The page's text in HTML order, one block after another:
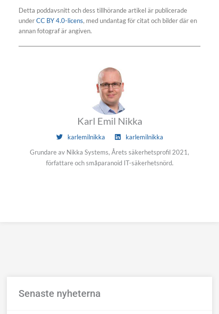
Detta poddavsnitt och dess tillhörande artikel är publicerade
under CC BY 4.0-licens, med undantag för citat och bilder där en
annan fotograf är angiven.
Karl Emil Nikka
karlemilnikka
karlemilnikka
Grundare av Nikka Systems, Årets säkerhetsprofil 2021,
författare och småparanoid IT-säkerhetsnörd.
Senaste nyheterna